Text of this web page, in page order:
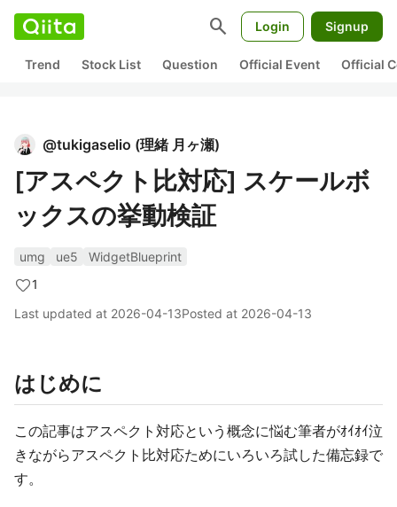
search Login Signup
Trend Stock List Question Official Event Official
@tukigaselio (理緒 月ヶ瀬)
[アスペクト比対応] スケールボ
ックスの挙動検証
umg ue5
WidgetBlueprint
1
Last updated at 2026-04-13Posted at 2026-04-13
はじめに
この記事はアスペクト対応という概念に悩む筆者がｵｲｵｲ泣
きながらアスペクト比対応ためにいろいろ試した備忘録で
す。